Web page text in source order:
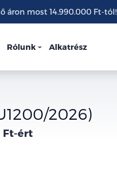
áron most 14.990.000 Ft-tól!
Rólunk Alkatrész
2026)
Ft-ért